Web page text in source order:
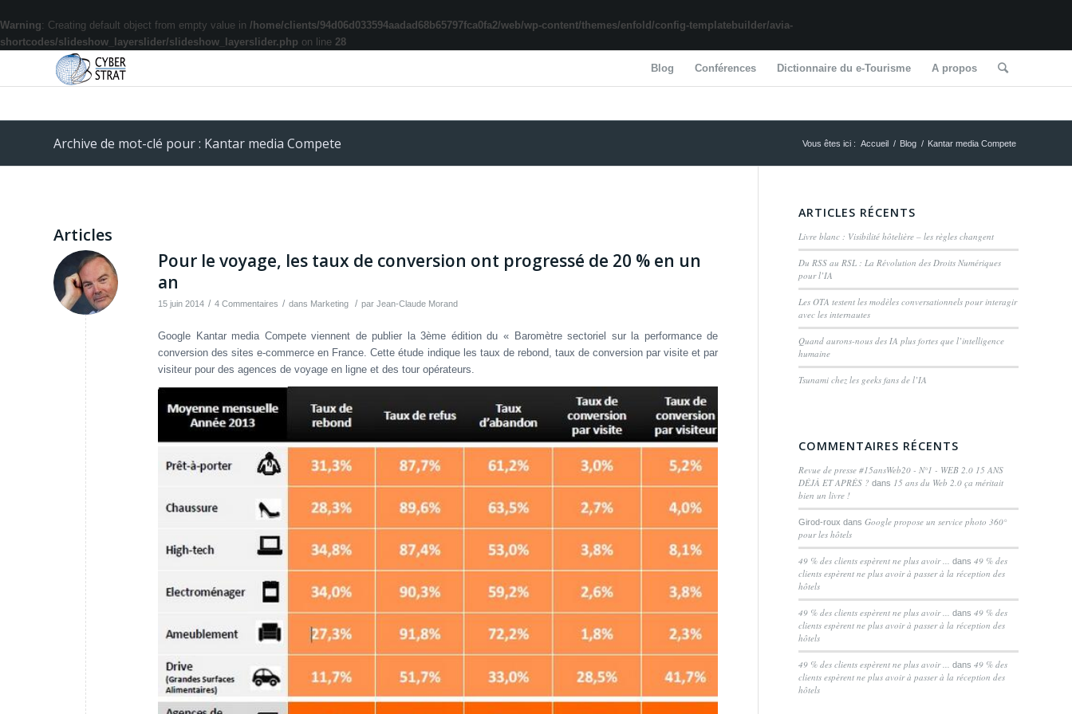
Warning: Creating default object from empty value in /home/clients/94d06d033594aadad68b65797fca0fa2/web/wp-content/themes/enfold/config-templatebuilder/avia-
shortcodes/slideshow_layerslider/slideshow_layerslider.php on line 28
Blog Conférences Dictionnaire du e-Tourisme A propos
Archive de mot-clé pour : Kantar media Compete Vous êtes ici : Accueil / Blog / Kantar media Compete
Articles
Pour le voyage, les taux de conversion ont progressé de 20 % en un
an
15 juin 2014 / 4 Commentaires / dans Marketing / par Jean-Claude Morand
Google Kantar media Compete viennent de publier la 3ème édition du « Baromètre sectoriel sur la performance de
conversion des sites e-commerce en France. Cette étude indique les taux de rebond, taux de conversion par visite et par
visiteur pour des agences de voyage en ligne et des tour opérateurs.
ARTICLES RÉCENTS
Livre blanc : Visibilité hôtelière – les règles changent
Du RSS au RSL : La Révolution des Droits Numériques
pour l’IA
Les OTA testent les modèles conversationnels pour interagir
avec les internautes
Quand aurons-nous des IA plus fortes que l’intelligence
humaine
Tsunami chez les geeks fans de l’IA
COMMENTAIRES RÉCENTS
Revue de presse #15ansWeb20 - N°1 - WEB 2.0 15 ANS
DÉJÀ ET APRÈS ? dans 15 ans du Web 2.0 ça méritait
bien un livre !
Girod-roux dansGoogle propose un service photo 360°
pour les hôtels
49 % des clients espèrent ne plus avoir ... dans49 % des
clients espèrent ne plus avoir à passer à la réception des
hôtels
49 % des clients espèrent ne plus avoir ... dans49 % des
clients espèrent ne plus avoir à passer à la réception des
hôtels
49 % des clients espèrent ne plus avoir ... dans49 % des
clients espèrent ne plus avoir à passer à la réception des
hôtels